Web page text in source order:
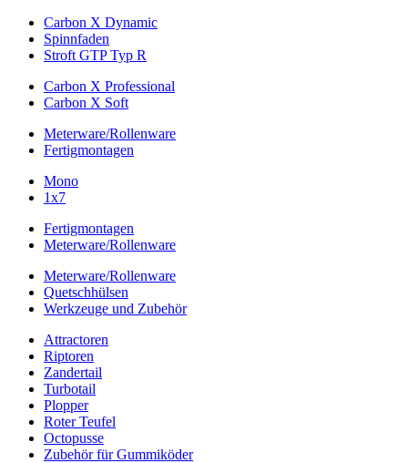
Carbon X Dynamic
Spinnfaden
Stroft GTP Typ R
Carbon X Professional
Carbon X Soft
Meterware/Rollenware
Fertigmontagen
Mono
1x7
Fertigmontagen
Meterware/Rollenware
Meterware/Rollenware
Quetschhülsen
Werkzeuge und Zubehör
Attractoren
Riptoren
Zandertail
Turbotail
Plopper
Roter Teufel
Octopusse
Zubehör für Gummiköder